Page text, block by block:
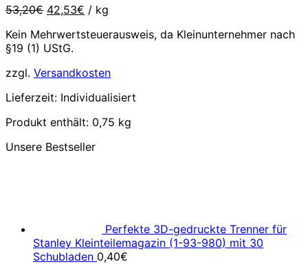
53,20€ Ursprünglicher
war:
53,20€
42,53€ Aktueller
ist:
/ kg
Kein Mehrwertsteuerausweis, da Kleinunternehmer nach
§19 (1) UStG.
zzgl. Versandkosten
Lieferzeit: Individualisiert
Produkt enthält: 0,75 kg
Unsere Bestseller
Perfekte 3D-gedruckte Trenner für
Stanley Kleinteilemagazin (1-93-980) mit 30
Schubladen 0,40€